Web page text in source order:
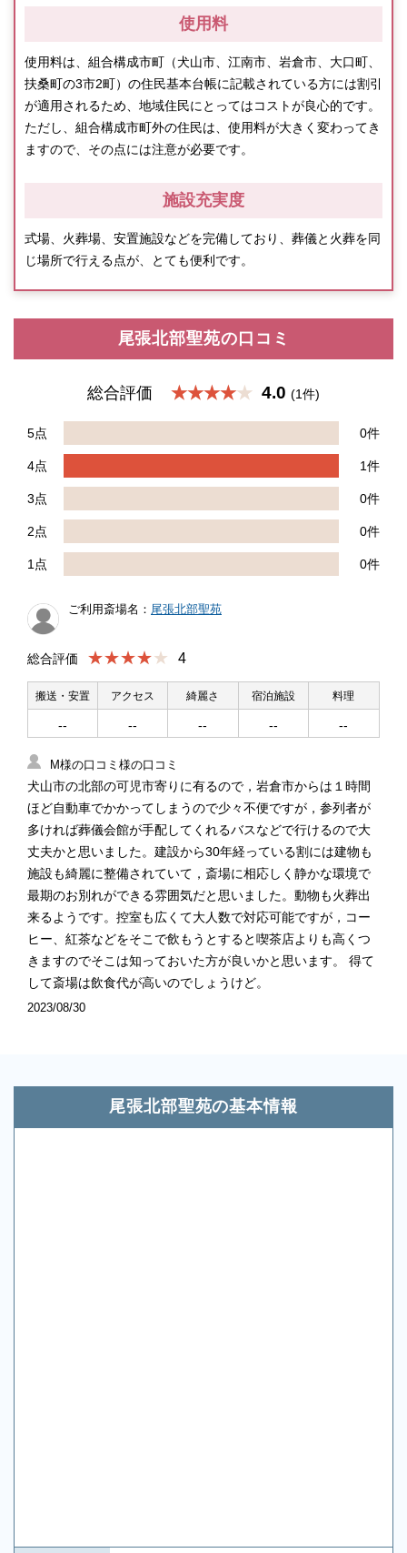
使用料
使用料は、組合構成市町（犬山市、江南市、岩倉市、大口町、
扶桑町の3市2町）の住民基本台帳に記載されている方には割引
が適用されるため、地域住民にとってはコストが良心的です。
ただし、組合構成市町外の住民は、使用料が大きく変わってき
ますので、その点には注意が必要です。
施設充実度
式場、火葬場、安置施設などを完備しており、葬儀と火葬を同
じ場所で行える点が、とても便利です。
尾張北部聖苑の口コミ
総合評価 ★★★★ 4.0 (1件)
5点 0件
4点 1件
3点 0件
2点 0件
1点 0件
ご利用斎場名： 尾張北部聖苑
総合評価 ★★★★ 4
搬送・安置
--
アクセス
--
綺麗さ
--
宿泊施設
--
料理
--
M様の口コミ様の口コミ
犬山市の北部の可児市寄りに有るので，岩倉市からは１時間
ほど自動車でかかってしまうので少々不便ですが，参列者が
多ければ葬儀会館が手配してくれるバスなどで行けるので大
丈夫かと思いました。建設から30年経っている割には建物も
施設も綺麗に整備されていて，斎場に相応しく静かな環境で
最期のお別れができる雰囲気だと思いました。動物も火葬出
来るようです。控室も広くて大人数で対応可能ですが，コー
ヒー、紅茶などをそこで飲もうとすると喫茶店よりも高くつ
きますのでそこは知っておいた方が良いかと思います。 得て
して斎場は飲食代が高いのでしょうけど。
2023/08/30
尾張北部聖苑の基本情報